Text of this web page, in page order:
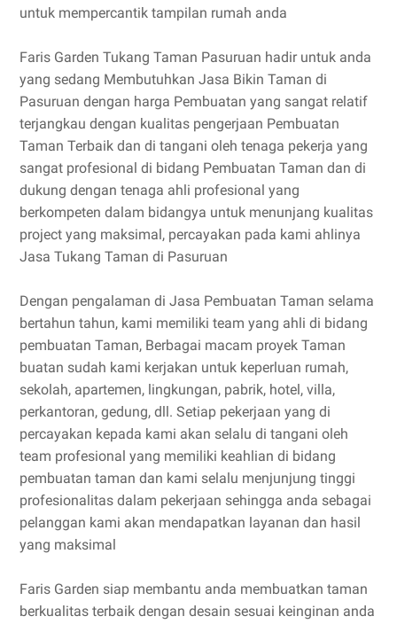
untuk mempercantik tampilan rumah anda
Faris Garden Tukang Taman Pasuruan hadir untuk anda
yang sedang Membutuhkan Jasa Bikin Taman di
Pasuruan dengan harga Pembuatan yang sangat relatif
terjangkau dengan kualitas pengerjaan Pembuatan
Taman Terbaik dan di tangani oleh tenaga pekerja yang
sangat profesional di bidang Pembuatan Taman dan di
dukung dengan tenaga ahli profesional yang
berkompeten dalam bidangya untuk menunjang kualitas
project yang maksimal, percayakan pada kami ahlinya
Jasa Tukang Taman di Pasuruan
Dengan pengalaman di Jasa Pembuatan Taman selama
bertahun tahun, kami memiliki team yang ahli di bidang
pembuatan Taman, Berbagai macam proyek Taman
buatan sudah kami kerjakan untuk keperluan rumah,
sekolah, apartemen, lingkungan, pabrik, hotel, villa,
perkantoran, gedung, dll. Setiap pekerjaan yang di
percayakan kepada kami akan selalu di tangani oleh
team profesional yang memiliki keahlian di bidang
pembuatan taman dan kami selalu menjunjung tinggi
profesionalitas dalam pekerjaan sehingga anda sebagai
pelanggan kami akan mendapatkan layanan dan hasil
yang maksimal
Faris Garden siap membantu anda membuatkan taman
berkualitas terbaik dengan desain sesuai keinginan anda